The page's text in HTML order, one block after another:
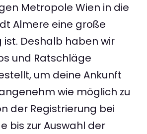
Metropole Wien in die
Almere eine große
Deshalb haben wir
und Ratschläge
um deine Ankunft
wie möglich zu
der Registrierung bei
bis zur Auswahl der